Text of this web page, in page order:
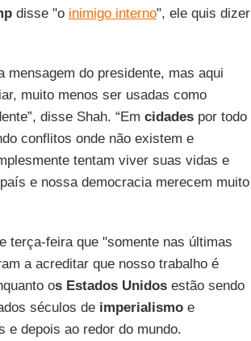
disse "o inimigo interno", ele quis dizer
mensagem do presidente, mas aqui
muito menos ser usadas como
disse Shah. “Em cidadespor todo
conflitos onde não existem e
tentam viver suas vidas e
e nossa democracia merecem muito
terça-feira que "somente nas últimas
a acreditar que nosso trabalho é
os Estados Unidosestão sendo
séculos de imperialismoe
e depois ao redor do mundo.